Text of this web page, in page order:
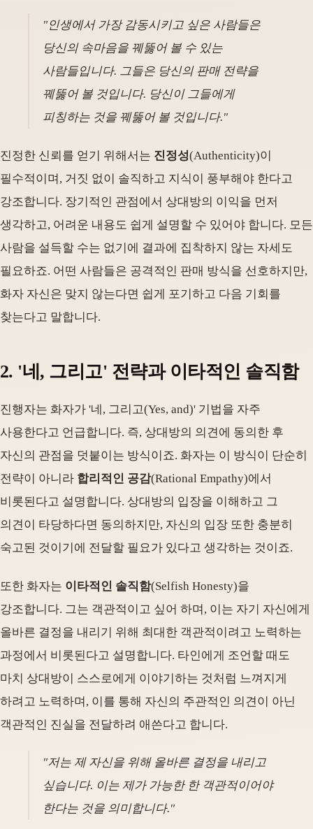
"인생에서 가장 감동시키고 싶은 사람들은
당신의 속마음을 꿰뚫어 볼 수 있는
사람들입니다. 그들은 당신의 판매 전략을
꿰뚫어 볼 것입니다. 당신이 그들에게
피칭하는 것을 꿰뚫어 볼 것입니다."
진정한 신뢰를 얻기 위해서는 진정성(Authenticity)이
필수적이며, 거짓 없이 솔직하고 지식이 풍부해야 한다고
강조합니다. 장기적인 관점에서 상대방의 이익을 먼저
생각하고, 어려운 내용도 쉽게 설명할 수 있어야 합니다. 모든
사람을 설득할 수는 없기에 결과에 집착하지 않는 자세도
필요하죠. 어떤 사람들은 공격적인 판매 방식을 선호하지만,
화자 자신은 맞지 않는다면 쉽게 포기하고 다음 기회를
찾는다고 말합니다.
2. '네, 그리고' 전략과 이타적인 솔직함
진행자는 화자가 '네, 그리고(Yes, and)' 기법을 자주
사용한다고 언급합니다. 즉, 상대방의 의견에 동의한 후
자신의 관점을 덧붙이는 방식이죠. 화자는 이 방식이 단순히
전략이 아니라 합리적인 공감(Rational Empathy)에서
비롯된다고 설명합니다. 상대방의 입장을 이해하고 그
의견이 타당하다면 동의하지만, 자신의 입장 또한 충분히
숙고된 것이기에 전달할 필요가 있다고 생각하는 것이죠.
또한 화자는 이타적인 솔직함(Selfish Honesty)을
강조합니다. 그는 객관적이고 싶어 하며, 이는 자기 자신에게
올바른 결정을 내리기 위해 최대한 객관적이려고 노력하는
과정에서 비롯된다고 설명합니다. 타인에게 조언할 때도
마치 상대방이 스스로에게 이야기하는 것처럼 느껴지게
하려고 노력하며, 이를 통해 자신의 주관적인 의견이 아닌
객관적인 진실을 전달하려 애쓴다고 합니다.
"저는 제 자신을 위해 올바른 결정을 내리고
싶습니다. 이는 제가 가능한 한 객관적이어야
한다는 것을 의미합니다."